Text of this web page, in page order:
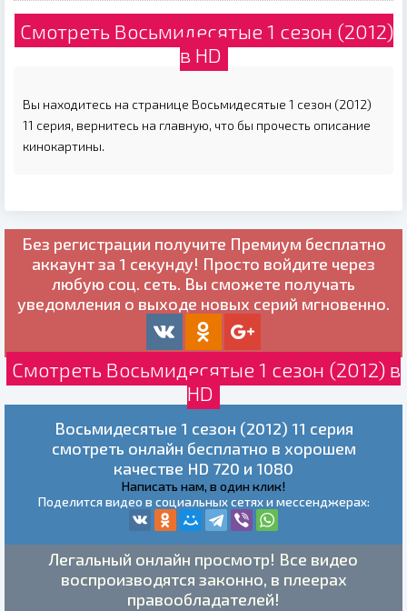
Смотреть Восьмидесятые 1 сезон (2012)
в HD
Вы находитесь на странице Восьмидесятые 1 сезон (2012)
11 серия, вернитесь на главную, что бы прочесть описание
кинокартины.
Без регистрации получите Премиум бесплатно
аккаунт за 1 секунду! Просто войдите через
любую соц. сеть. Вы сможете получать
уведомления о выходе новых серий мгновенно.
Смотреть Восьмидесятые 1 сезон (2012) в
HD
Восьмидесятые 1 сезон (2012) 11 серия
смотреть онлайн бесплатно в хорошем
качестве HD 720 и 1080
Написать нам, в один клик!
Поделится видео в социальных сетях и мессенджерах:
Легальный онлайн просмотр! Все видео
воспроизводятся законно, в плеерах
правообладателей!